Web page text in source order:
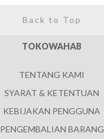
Back to Top
TOKOWAHAB
TENTANG KAMI
SYARAT & KETENTUAN
KEBIJAKAN PENGGUNA
PENGEMBALIAN BARANG